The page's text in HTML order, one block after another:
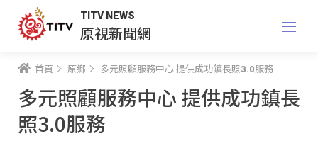
TITV NEWS
原視新聞網
首頁 原鄉 多元照顧服務中心 提供成功鎮長照3.0服務
多元照顧服務中心 提供成功鎮長
照3.0服務